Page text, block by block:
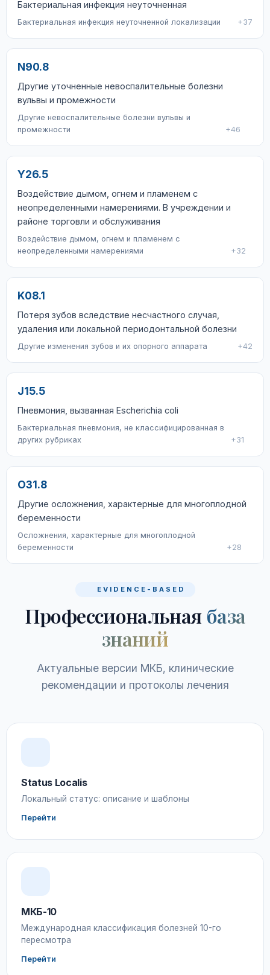
Бактериальная инфекция неуточненная
Бактериальная инфекция неуточненной локализации +37
N90.8
Другие уточненные невоспалительные болезни
вульвы и промежности
Другие невоспалительные болезни вульвы и
промежности
+46
Y26.5
Воздействие дымом, огнем и пламенем с
неопределенными намерениями. В учреждении и
районе торговли и обслуживания
Воздействие дымом, огнем и пламенем с
неопределенными намерениями
+32
K08.1
Потеря зубов вследствие несчастного случая,
удаления или локальной периодонтальной болезни
Другие изменения зубов и их опорного аппарата +42
J15.5
Пневмония, вызванная Escherichia coli
Бактериальная пневмония, не классифицированная в
других рубриках
+31
O31.8
Другие осложнения, характерные для многоплодной
беременности
Осложнения, характерные для многоплодной
беременности
+28
EVIDENCE-BASED
Профессиональная база
знаний
Актуальные версии МКБ, клинические
рекомендации и протоколы лечения
Status Localis
Локальный статус: описание и шаблоны
Перейти
МКБ-10
Международная классификация болезней 10-го
пересмотра
Перейти